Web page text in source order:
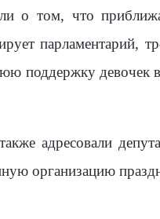
о том, что
парламентарий,
поддержку девочек
адресовали
организацию